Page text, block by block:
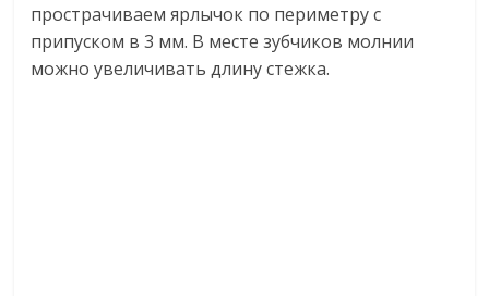
прострачиваем ярлычок по периметру с
припуском в 3 мм. В месте зубчиков молнии
можно увеличивать длину стежка.